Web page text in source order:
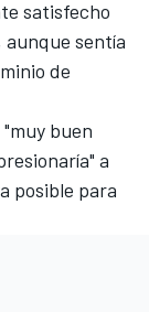
satisfecho
sentía
de
buen
a
posible para